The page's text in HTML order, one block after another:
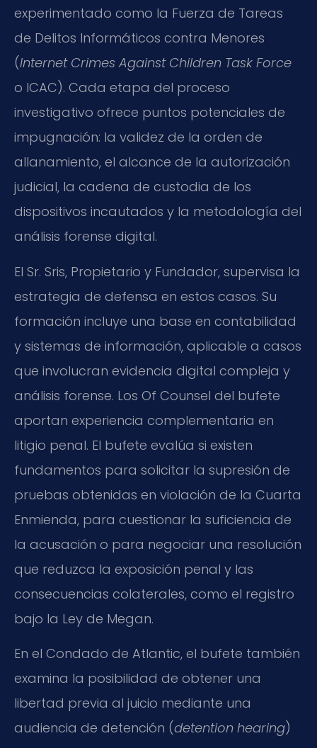
experimentado como la Fuerza de Tareas
de Delitos Informáticos contra Menores
(Internet Crimes Against Children Task Force
o ICAC). Cada etapa del proceso
investigativo ofrece puntos potenciales de
impugnación: la validez de la orden de
allanamiento, el alcance de la autorización
judicial, la cadena de custodia de los
dispositivos incautados y la metodología del
análisis forense digital.
El Sr. Sris, Propietario y Fundador, supervisa la
estrategia de defensa en estos casos. Su
formación incluye una base en contabilidad
y sistemas de información, aplicable a casos
que involucran evidencia digital compleja y
análisis forense. Los Of Counsel del bufete
aportan experiencia complementaria en
litigio penal. El bufete evalúa si existen
fundamentos para solicitar la supresión de
pruebas obtenidas en violación de la Cuarta
Enmienda, para cuestionar la suficiencia de
la acusación o para negociar una resolución
que reduzca la exposición penal y las
consecuencias colaterales, como el registro
bajo la Ley de Megan.
En el Condado de Atlantic, el bufete también
examina la posibilidad de obtener una
libertad previa al juicio mediante una
audiencia de detención (detention hearing)